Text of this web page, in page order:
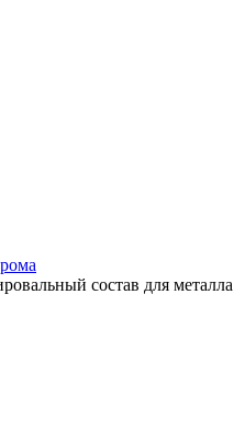
состав для металла